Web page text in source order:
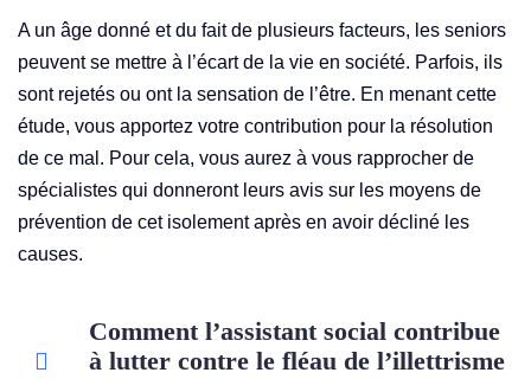
A un âge donné et du fait de plusieurs facteurs, les seniors
peuvent se mettre à l’écart de la vie en société. Parfois, ils
sont rejetés ou ont la sensation de l’être. En menant cette
étude, vous apportez votre contribution pour la résolution
de ce mal. Pour cela, vous aurez à vous rapprocher de
spécialistes qui donneront leurs avis sur les moyens de
prévention de cet isolement après en avoir décliné les
causes.
Comment l’assistant social contribue
à lutter contre le fléau de l’illettrisme